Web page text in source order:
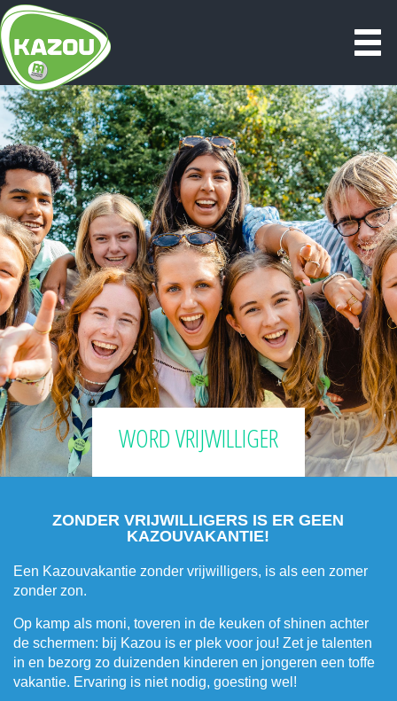
WORD VRIJWILLIGER
ZONDER VRIJWILLIGERS IS ER GEEN
KAZOUVAKANTIE!
Een Kazouvakantie zonder vrijwilligers, is als een zomer
zonder zon.
Op kamp als moni, toveren in de keuken of shinen achter
de schermen: bij Kazou is er plek voor jou! Zet je talenten
in en bezorg zo duizenden kinderen en jongeren een toffe
vakantie. Ervaring is niet nodig, goesting wel!